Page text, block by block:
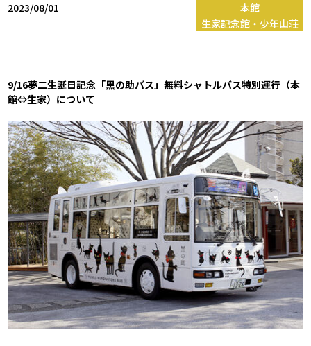
2023/08/01
本館
生家記念館・少年山荘
9/16夢二生誕日記念「黑の助バス」無料シャトルバス特別運行（本
館⇔生家）について